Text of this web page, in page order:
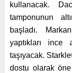
kullanacak.
tamponunun
başladı.
yaptıkları
taşıyacak.
dostu olarak öne